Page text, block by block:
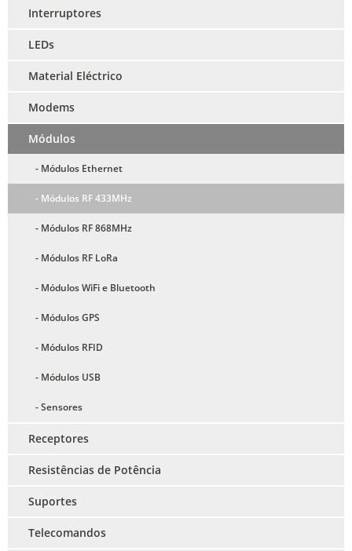
Interruptores
LEDs
Material Eléctrico
Modems
Módulos
- Módulos Ethernet
- Módulos RF 433MHz
- Módulos RF 868MHz
- Módulos RF LoRa
- Módulos WiFi e Bluetooth
- Módulos GPS
- Módulos RFID
- Módulos USB
- Sensores
Receptores
Resistências de Potência
Suportes
Telecomandos